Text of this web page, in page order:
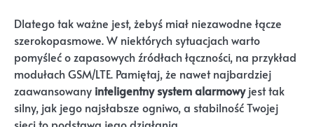
Dlatego tak ważne jest, żebyś miał niezawodne łącze
szerokopasmowe. W niektórych sytuacjach warto
pomyśleć o zapasowych źródłach łączności, na przykład
modułach GSM/LTE. Pamiętaj, że nawet najbardziej
zaawansowany inteligentny system alarmowyjest tak
silny, jak jego najsłabsze ogniwo, a stabilność Twojej